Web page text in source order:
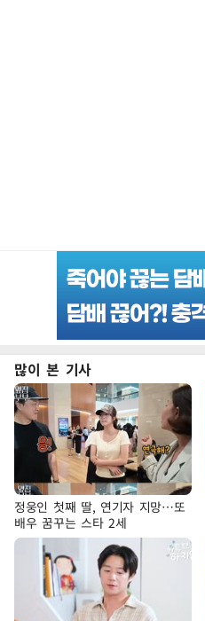
많이 본 기사
정웅인 첫째 딸, 연기자 지망…또
배우 꿈꾸는 스타 2세